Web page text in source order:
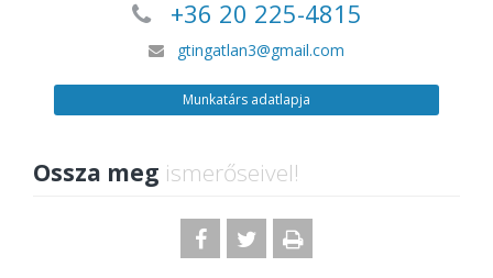
+36 20 225-4815
gtingatlan3@gmail.com
Munkatárs adatlapja
Ossza meg ismerőseivel!